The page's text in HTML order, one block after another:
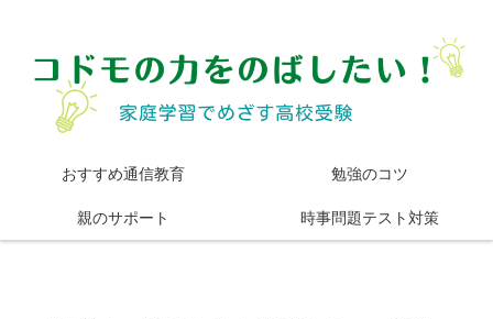
おすすめ通信教育 勉強のコツ
親のサポート 時事問題テスト対策